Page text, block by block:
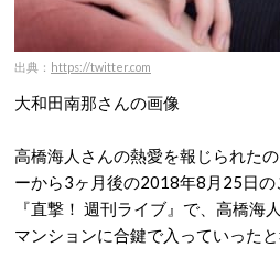
出典： https://twitter.com
大和田南那さんの画像
高橋海人さんの熱愛を報じられた
ーから3ヶ月後の2018年8月25日
『直撃！ 週刊ライブ』で、高橋海
マンションに合鍵で入っていったと